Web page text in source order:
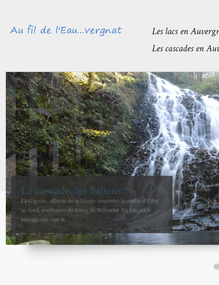
Méandres et boires de la Sioule
avant de rejoindre l’Allier
La confluence entre la Sioule et l’Allier se fait entre Contigny
et La Ferté-Hauterive peu après Saint-Pourçain sur-Sioule à...